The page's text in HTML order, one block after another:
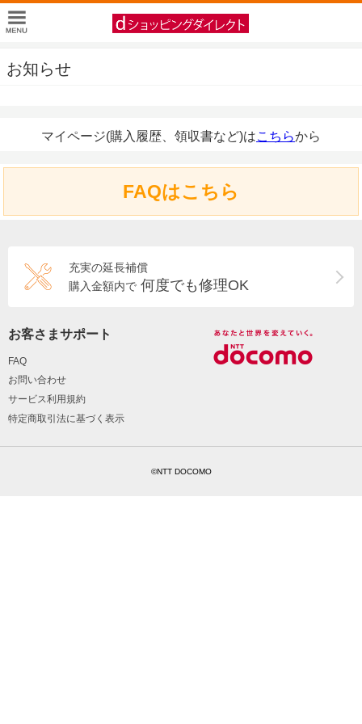
お知らせ
マイページ(購入履歴、領収書など)はこちらから
FAQはこちら
充実の延長補償
購入金額内で 何度でも修理OK
お客さまサポート
FAQ
お問い合わせ
サービス利用規約
特定商取引法に基づく表示
©NTT DOCOMO